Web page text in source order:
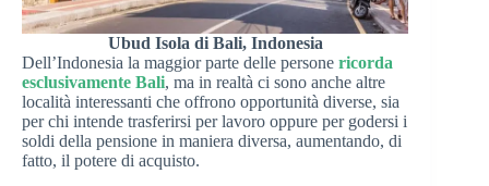
Ubud Isola di Bali, Indonesia
Dell’Indonesia la maggior parte delle persone ricorda
esclusivamente Bali, ma in realtà ci sono anche altre
località interessanti che offrono opportunità diverse, sia
per chi intende trasferirsi per lavoro oppure per godersi i
soldi della pensione in maniera diversa, aumentando, di
fatto, il potere di acquisto.